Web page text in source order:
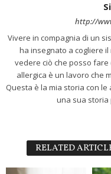
http://
Vivere in compagnia di un
ha insegnato a cogliere
vedere ciò che posso fare
allergica è un lavoro che
Questa è la mia storia con
una sua storia
RELATED